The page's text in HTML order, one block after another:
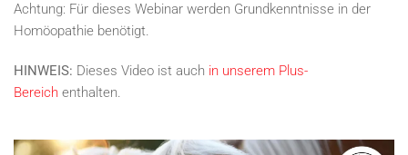
Achtung: Für dieses Webinar werden Grundkenntnisse in der
Homöopathie benötigt.
HINWEIS: Dieses Video ist auch in unserem Plus-
Bereich enthalten.